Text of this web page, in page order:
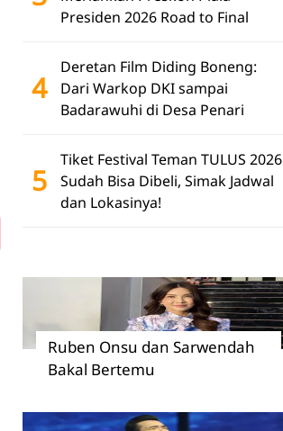
Presiden 2026 Road to Final
4
Deretan Film Diding Boneng:
Dari Warkop DKI sampai
Badarawuhi di Desa Penari
5
Tiket Festival Teman TULUS 2026
Sudah Bisa Dibeli, Simak Jadwal
dan Lokasinya!
Ruben Onsu dan Sarwendah
Bakal Bertemu